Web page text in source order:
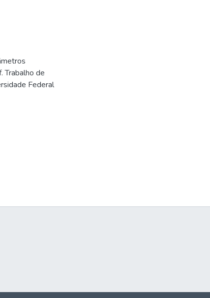
de
Federal